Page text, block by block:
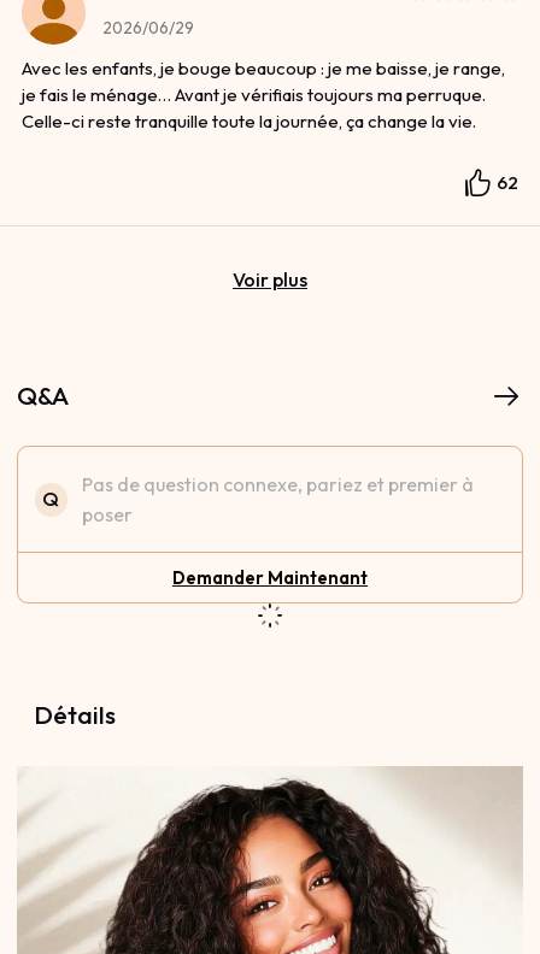
2026/06/29
Avec les enfants, je bouge beaucoup : je me baisse, je range,
je fais le ménage… Avant je vérifiais toujours ma perruque.
Celle-ci reste tranquille toute la journée, ça change la vie.
62
Voir plus
Q&A
Q
Pas de question connexe, pariez et premier à
poser
Demander Maintenant
Détails